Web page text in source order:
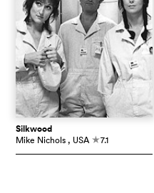
Silkwood
Mike Nichols , USA c7.1